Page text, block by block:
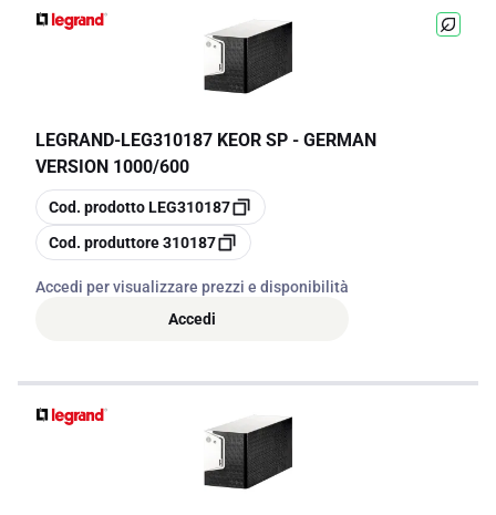
LEGRAND-LEG310187 KEOR SP - GERMAN
VERSION 1000/600
copia
Cod. prodottoLEG310187
copia
Cod. produttore310187
Accedi per visualizzare prezzi e disponibilità
Accedi